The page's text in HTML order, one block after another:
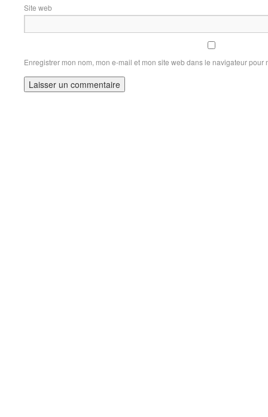
Site web
Enregistrer mon nom, mon e-mail et mon site web dans le navigateur pour